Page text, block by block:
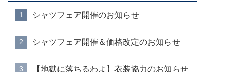
シャツフェア開催のお知らせ
シャツフェア開催＆価格改定のお知らせ
【地獄に落ちるわよ】衣装協力のお知らせ